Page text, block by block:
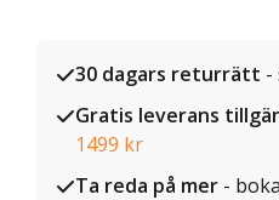
30 dagars returrätt -
Gratis leverans
1499 kr
Ta reda på mer -